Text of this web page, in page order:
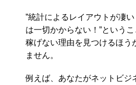
”統計によるレイアウトが凄い
は一切かからない！”というこ
稼げない理由を見つけるほう
ません。
例えば、あなたがネットビジ